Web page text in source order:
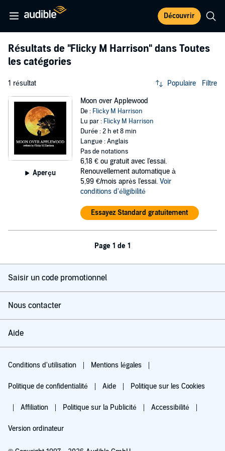
Découvrir
Résultats de "Flicky M Harrison" dans Toutes
les catégories
1 résultat Populaire Filtre
Aperçu
Moon over Applewood
De : Flicky M Harrison
Lu par : Flicky M Harrison
Durée : 2 h et 8 min
Langue : Anglais
Pas de notations
6,18 € ou gratuit avec l'essai.
Renouvellement automatique à
5,99 €/mois après l'essai. Voir
conditions d'éligibilité
Essayez Standard gratuitement
Page 1 de 1
Saisir un code promotionnel
Nous contacter
Aide
Conditions d'utilisation Mentions légales
Politique de confidentialité Aide Politique sur les Cookies
Affiliation Politique sur la Publicité Accessibilité
Version ordinateur